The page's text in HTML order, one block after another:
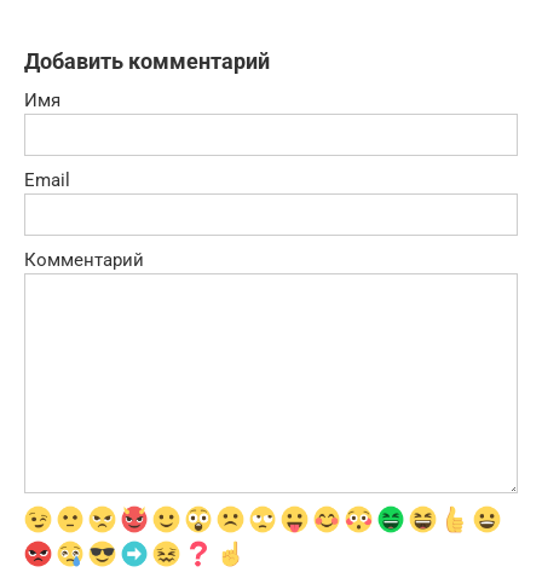
Добавить комментарий
Имя
Email
Комментарий